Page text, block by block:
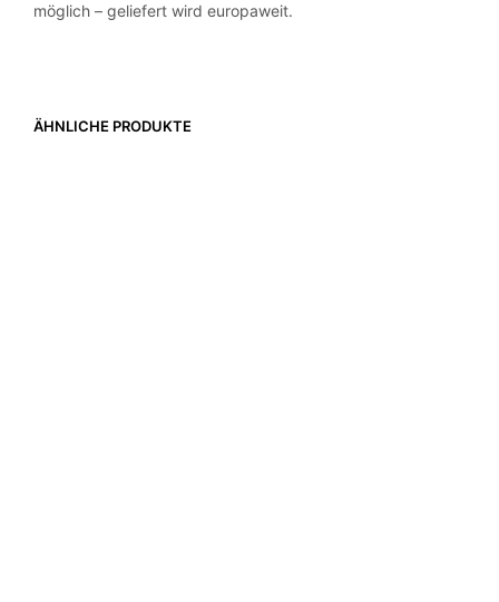
möglich – geliefert wird europaweit.
ÄHNLICHE PRODUKTE